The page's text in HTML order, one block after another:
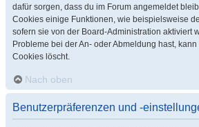
dafür sorgen, dass du im Forum angemeldet
Cookies einige Funktionen, wie beispielsweise
sofern sie von der Board-Administration aktiviert
Probleme bei der An- oder Abmeldung hast,
Cookies löscht.
Nach oben
Benutzerpräferenzen und -